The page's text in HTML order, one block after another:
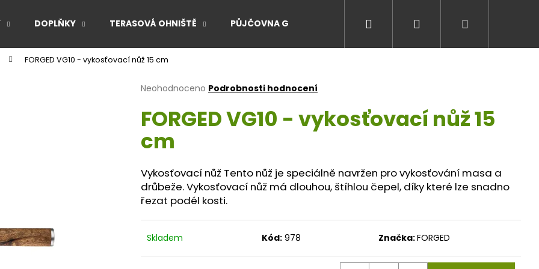
DOPLŇKY TERASOVÁ OHNIŠTĚ PŮJČOVNA GRILŮ EVENTY A ZÁŽITKY NA GRILU
Přihlášení
FORGED VG10 - vykosťovací nůž 15 cm
Průměrné
produktu
je
z
hvězdiček.
Neohodnoceno Podrobnosti hodnocení
FORGED VG10 - vykosťovací nůž 15
cm
Vykosťovací nůž Tento nůž je speciálně navržen pro vykosťování masa a
drůbeže. Vykosťovací nůž má dlouhou, štíhlou čepel, díky které lze snadno
řezat podél kosti.
Skladem Kód: 978 Značka:FORGED
Co potřebujete najít?
HLEDAT